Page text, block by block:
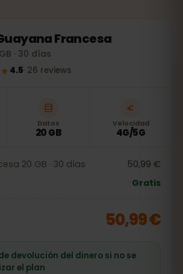
Francesa
· 30 días
4.5· 26 reviews
Datos
20 GB
Velocidad
4G/5G
20 GB · 30 días
50,99 €
Gratis
50,99 €
devolución del dinero si no se
el plan